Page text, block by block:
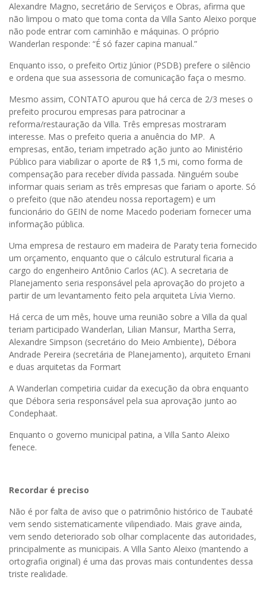
Alexandre Magno, secretário de Serviços e Obras, afirma que
não limpou o mato que toma conta da Villa Santo Aleixo porque
não pode entrar com caminhão e máquinas. O próprio
Wanderlan responde: “É só fazer capina manual.”
Enquanto isso, o prefeito Ortiz Júnior (PSDB) prefere o silêncio
e ordena que sua assessoria de comunicação faça o mesmo.
Mesmo assim, CONTATO apurou que há cerca de 2/3 meses o
prefeito procurou empresas para patrocinar a
reforma/restauração da Villa. Três empresas mostraram
interesse. Mas o prefeito queria a anuência do MP. A
empresas, então, teriam impetrado ação junto ao Ministério
Público para viabilizar o aporte de R$ 1,5 mi, como forma de
compensação para receber dívida passada. Ninguém soube
informar quais seriam as três empresas que fariam o aporte. Só
o prefeito (que não atendeu nossa reportagem) e um
funcionário do GEIN de nome Macedo poderiam fornecer uma
informação pública.
Uma empresa de restauro em madeira de Paraty teria fornecido
um orçamento, enquanto que o cálculo estrutural ficaria a
cargo do engenheiro Antônio Carlos (AC). A secretaria de
Planejamento seria responsável pela aprovação do projeto a
partir de um levantamento feito pela arquiteta Lívia Vierno.
Há cerca de um mês, houve uma reunião sobre a Villa da qual
teriam participado Wanderlan, Lilian Mansur, Martha Serra,
Alexandre Simpson (secretário do Meio Ambiente), Débora
Andrade Pereira (secretária de Planejamento), arquiteto Ernani
e duas arquitetas da Formart
A Wanderlan competiria cuidar da execução da obra enquanto
que Débora seria responsável pela sua aprovação junto ao
Condephaat.
Enquanto o governo municipal patina, a Villa Santo Aleixo
fenece.
Recordar é preciso
Não é por falta de aviso que o patrimônio histórico de Taubaté
vem sendo sistematicamente vilipendiado. Mais grave ainda,
vem sendo deteriorado sob olhar complacente das autoridades,
principalmente as municipais. A Villa Santo Aleixo (mantendo a
ortografia original) é uma das provas mais contundentes dessa
triste realidade.